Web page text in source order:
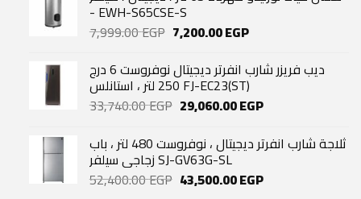
- EWH-S65CSE-S
7,999.00EGP Original
was:
7,999.00 EGP.
7,200.00EGPCurrent
is:
7,200.00 EGP.
ديب فريزر شارب انفرتر ديجيتال نوفروست 6 درج
250 لتر ، استانلس FJ-EC23(ST)
33,740.00EGP Original
was:
33,740.00 EGP.
29,060.00EGPCurrent
is:
29,060.00 EGP.
ثلاجة شارب انفرتر ديجيتال ، نوفروست 480 لتر ، باب
زجاجي سيلفر SJ-GV63G-SL
52,400.00EGP Original
43,500.00EGPCurrent